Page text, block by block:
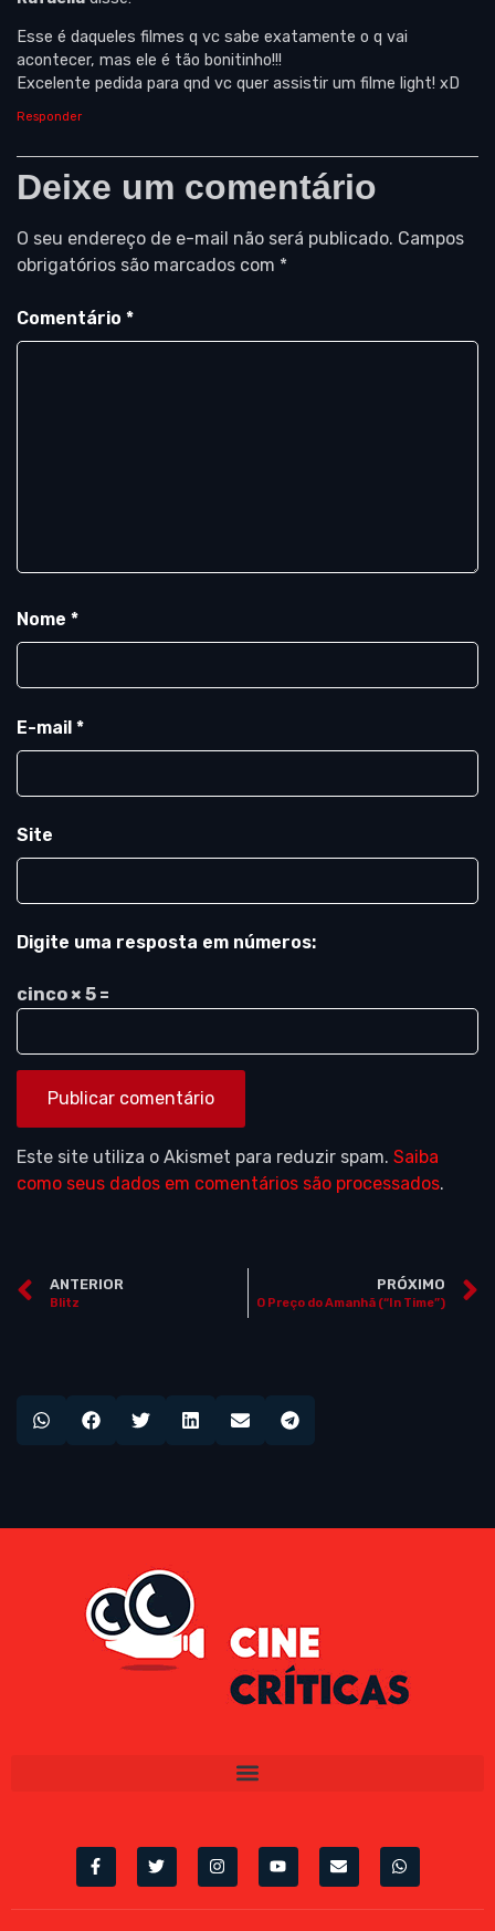
Esse é daqueles filmes q vc sabe exatamente o q vai
acontecer, mas ele é tão bonitinho!!!
Excelente pedida para qnd vc quer assistir um filme light! xD
Responder
Deixe um comentário
O seu endereço de e-mail não será publicado. Campos
obrigatórios são marcados com *
Comentário *
Nome *
E-mail *
Site
Digite uma resposta em números:
cinco × 5 =
Este site utiliza o Akismet para reduzir spam. Saiba
como seus dados em comentários são processados.
ANTERIOR
Blitz
PRÓXIMO
O Preço do Amanhã (“In Time”)